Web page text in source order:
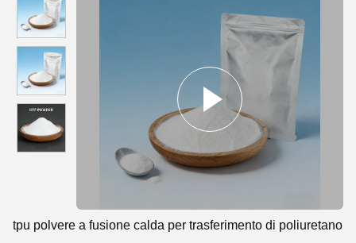
tpu polvere a fusione calda per trasferimento di poliuretano